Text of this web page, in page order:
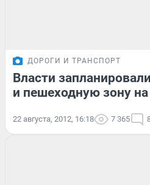
ДОРОГИ И ТРАНСПОРТ
Власти
и пешеходную зону
22 августа, 2012, 16:18 7 365